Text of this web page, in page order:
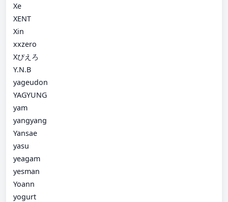
Xe
XENT
Xin
xxzero
Xぴえろ
Y.N.B
yageudon
YAGYUNG
yam
yangyang
Yansae
yasu
yeagam
yesman
Yoann
yogurt